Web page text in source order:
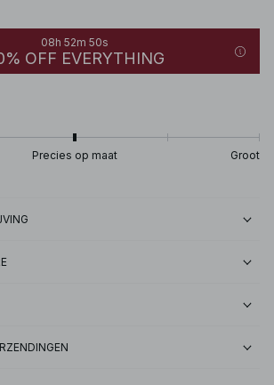
08h 52m 50s
OFF EVERYTHING
Precies op maat Groot